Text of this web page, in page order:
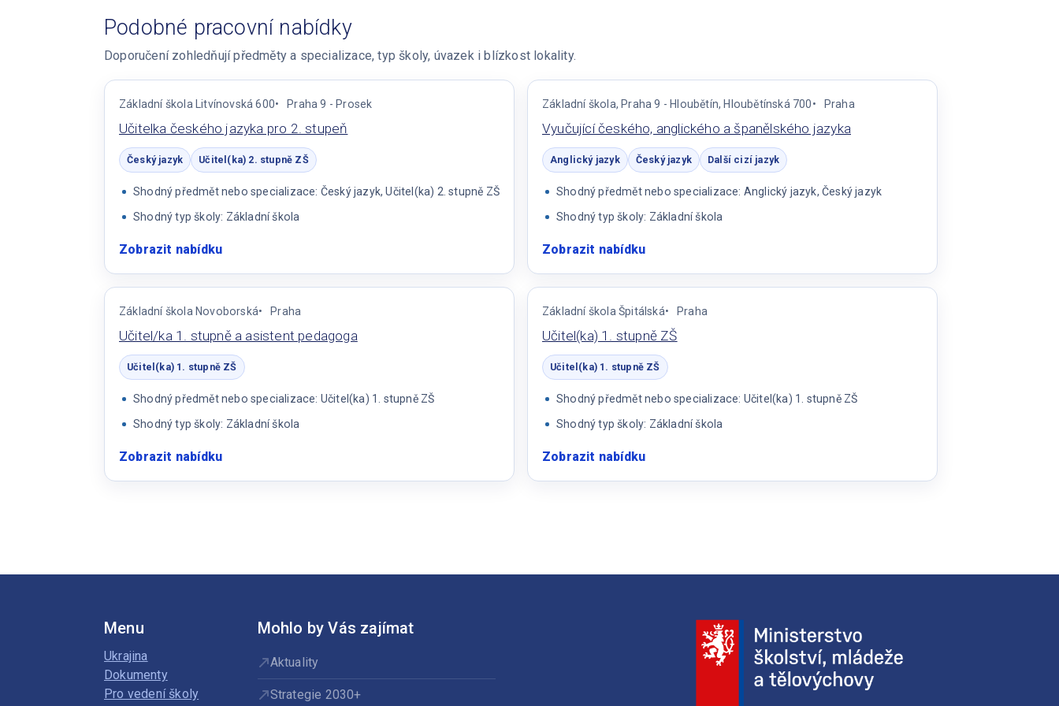
Podobné pracovní nabídky
Doporučení zohledňují předměty a specializace, typ školy, úvazek i blízkost lokality.
Základní škola Litvínovská 600 Praha 9 - Prosek
Učitelka českého jazyka pro 2. stupeň
Český jazyk Učitel(ka) 2. stupně ZŠ
Shodný předmět nebo specializace: Český jazyk, Učitel(ka) 2. stupně ZŠ
Shodný typ školy: Základní škola
Zobrazit nabídku:
českého
jazyka
2.
stupeň
Základní škola, Praha 9 - Hloubětín, Hloubětínská 700 Praha
Vyučující českého, anglického a španělského jazyka
Anglický jazyk Český jazyk Další cizí jazyk
Shodný předmět nebo specializace: Anglický jazyk, Český jazyk
Shodný typ školy: Základní škola
Zobrazit nabídku:
českého,
anglického
španělského
jazyka
Základní škola Novoborská Praha
Učitel/ka 1. stupně a asistent pedagoga
Učitel(ka) 1. stupně ZŠ
Shodný předmět nebo specializace: Učitel(ka) 1. stupně ZŠ
Shodný typ školy: Základní škola
Zobrazit nabídku:
Základní škola Špitálská Praha
Učitel(ka) 1. stupně ZŠ
Učitel(ka) 1. stupně ZŠ
Shodný předmět nebo specializace: Učitel(ka) 1. stupně ZŠ
Shodný typ školy: Základní škola
Zobrazit nabídku:
Menu
Ukrajina
Dokumenty
Pro vedení školy
Mohlo by Vás zajímat
Aktuality
Strategie 2030+